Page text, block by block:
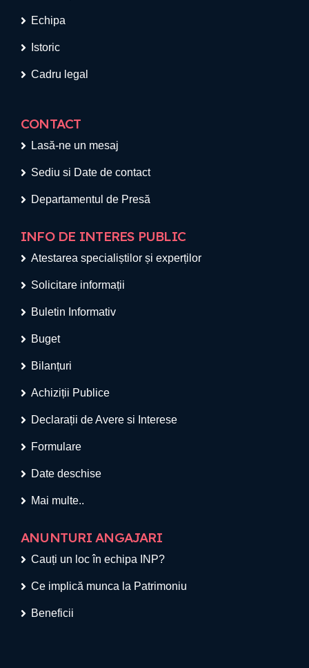
Echipa
Istoric
Cadru legal
CONTACT
Lasă-ne un mesaj
Sediu si Date de contact
Departamentul de Presă
INFO DE INTERES PUBLIC
Atestarea specialiștilor și experților
Solicitare informații
Buletin Informativ
Buget
Bilanțuri
Achiziții Publice
Declarații de Avere si Interese
Formulare
Date deschise
Mai multe..
ANUNTURI ANGAJARI
Cauți un loc în echipa INP?
Ce implică munca la Patrimoniu
Beneficii